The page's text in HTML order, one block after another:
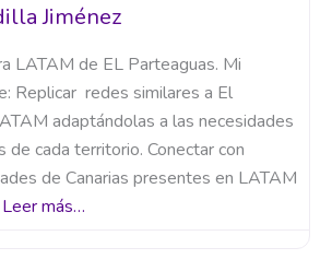
Jiménez
LATAM de EL Parteaguas. Mi
Replicar redes similares a El
adaptándolas a las necesidades
de cada territorio. Conectar con
de Canarias presentes en LATAM
Leer más…